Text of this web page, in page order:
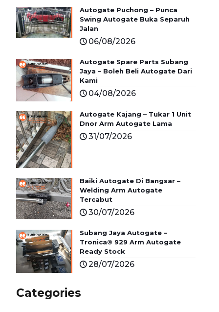
Autogate Puchong – Punca
Swing Autogate Buka Separuh
Jalan
06/08/2026
Autogate Spare Parts Subang
Jaya – Boleh Beli Autogate Dari
Kami
04/08/2026
Autogate Kajang – Tukar 1 Unit
Dnor Arm Autogate Lama
31/07/2026
Baiki Autogate Di Bangsar –
Welding Arm Autogate
Tercabut
30/07/2026
Subang Jaya Autogate –
Tronica® 929 Arm Autogate
Ready Stock
28/07/2026
Categories